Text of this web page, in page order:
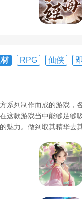
RPG 仙侠
系列制作而成的游戏
这款游戏当中能够足
魅力。做到取其精华去